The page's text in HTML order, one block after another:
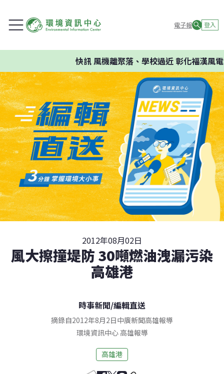
電子報 登入
快訊風機離聚落、學校過近 彰化福漢風電
2012年08月02日
風大擦撞堤防 30噸燃油洩漏污染
高雄港
時事新聞/編輯直送
摘錄自2012年8月2日中廣新聞高雄報導
環境資訊中心 高雄報導
高雄港